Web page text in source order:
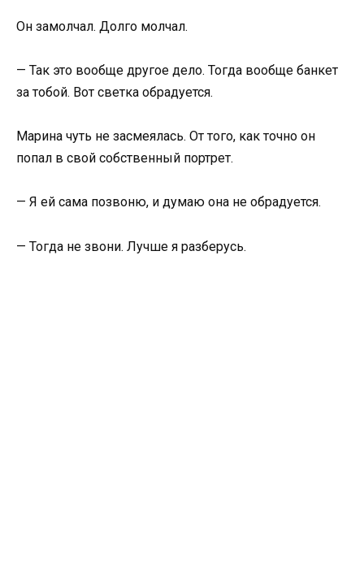
Он замолчал. Долго молчал.
— Так это вообще другое дело. Тогда вообще банкет
за тобой. Вот светка обрадуется.
Марина чуть не засмеялась. От того, как точно он
попал в свой собственный портрет.
— Я ей сама позвоню, и думаю она не обрадуется.
— Тогда не звони. Лучше я разберусь.